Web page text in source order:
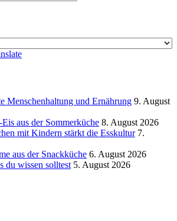
Menschenhaltung und Ernährung 9. August
aus der Sommerküche 8. August 2026
mit Kindern stärkt die Esskultur 7.
aus der Snackküche 6. August 2026
du wissen solltest 5. August 2026